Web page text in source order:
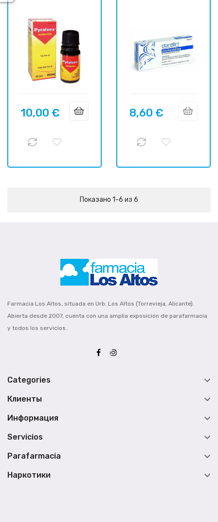
Цена
10,00 € Цена
8,60 €
Показано 1-6 из 6
Farmacia Los Altos, situada en Urb. Los Altos (Torrevieja, Alicante).
Abierta desde 2007, cuenta con una amplia exposición de parafarmacia
y todos los servicios..
Categories 
Клиенты 
Информация 
Servicios 
Parafarmacia 
Наркотики 